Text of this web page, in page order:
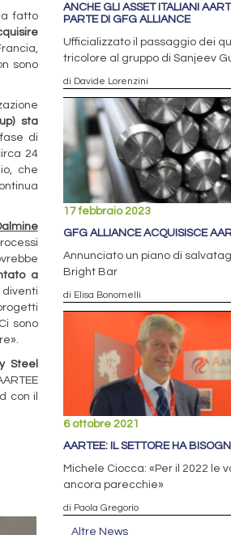
fatto
sono
sta
di
24
che
a
diventi
sono
Steel
con il
ANCHE GLI ASSET ITALIANI
PARTE DI GFG ALLIANCE
Ufficializzato il passaggio dei
tricolore al gruppo di Sanjeev
di Davide Lorenzini
17 febbraio 2023
GFG ALLIANCE ACQUISISCE
Annunciato un piano di
Bright Bar
di Elisa Bonomelli
6 ottobre 2021
AARTEE: IL SETTORE HA
Michele Ciocca: «Per il 2022 le
ancora parecchie»
di Paola Gregorio
Altre News